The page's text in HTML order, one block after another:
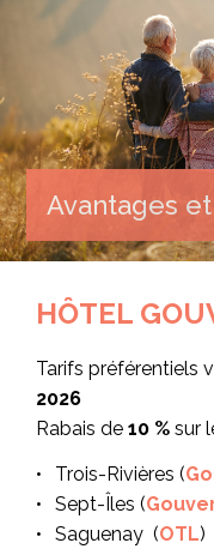
Avantages
HÔTEL
Tarifs préférentiels
2026
Rabais de 10 % sur
Trois-Rivières (
Sept-Îles (
Saguenay (OTL)